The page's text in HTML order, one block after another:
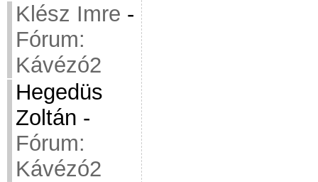
Klész Imre -
Fórum:
Kávézó2
Hegedüs
Zoltán -
Fórum:
Kávézó2